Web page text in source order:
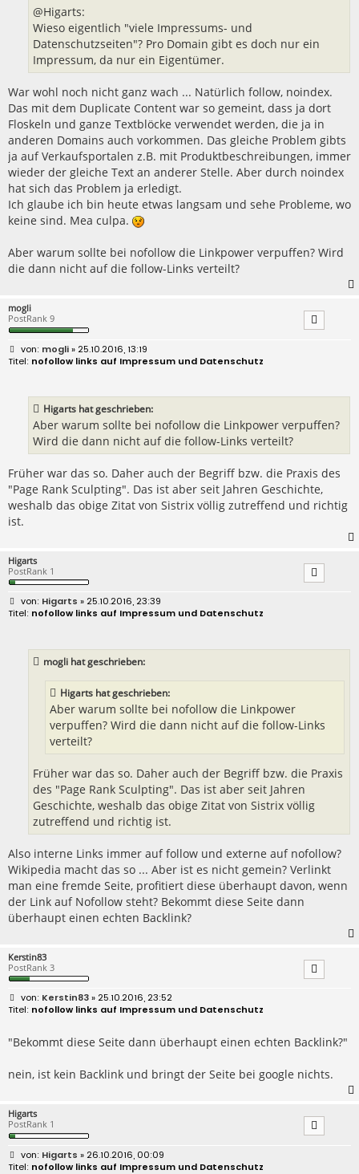
@Higarts:
Wieso eigentlich "viele Impressums- und
Datenschutzseiten"? Pro Domain gibt es doch nur ein
Impressum, da nur ein Eigentümer.
War wohl noch nicht ganz wach ... Natürlich follow, noindex.
Das mit dem Duplicate Content war so gemeint, dass ja dort
Floskeln und ganze Textblöcke verwendet werden, die ja in
anderen Domains auch vorkommen. Das gleiche Problem gibts
ja auf Verkaufsportalen z.B. mit Produktbeschreibungen, immer
wieder der gleiche Text an anderer Stelle. Aber durch noindex
hat sich das Problem ja erledigt.
Ich glaube ich bin heute etwas langsam und sehe Probleme, wo
keine sind. Mea culpa.
Aber warum sollte bei nofollow die Linkpower verpuffen? Wird
die dann nicht auf die follow-Links verteilt?
mogli
PostRank 9
B
e
i
mogli» 25.10.2016, 13:19
nofollow links auf Impressum und Datenschutz
Higarts hat geschrieben:
Aber warum sollte bei nofollow die Linkpower verpuffen?
Wird die dann nicht auf die follow-Links verteilt?
Früher war das so. Daher auch der Begriff bzw. die Praxis des
"Page Rank Sculpting". Das ist aber seit Jahren Geschichte,
weshalb das obige Zitat von Sistrix völlig zutreffend und richtig
ist.
Higarts
PostRank 1
B
e
Higarts » 25.10.2016, 23:39
nofollow links auf Impressum und Datenschutz
mogli hat geschrieben:
Higarts hat geschrieben:
Aber warum sollte bei nofollow die Linkpower
verpuffen? Wird die dann nicht auf die follow-Links
verteilt?
Früher war das so. Daher auch der Begriff bzw. die Praxis
des "Page Rank Sculpting". Das ist aber seit Jahren
Geschichte, weshalb das obige Zitat von Sistrix völlig
zutreffend und richtig ist.
Also interne Links immer auf follow und externe auf nofollow?
Wikipedia macht das so ... Aber ist es nicht gemein? Verlinkt
man eine fremde Seite, profitiert diese überhaupt davon, wenn
der Link auf Nofollow steht? Bekommt diese Seite dann
überhaupt einen echten Backlink?
Kerstin83
PostRank 3
B
e
r
a
Kerstin83» 25.10.2016, 23:52
nofollow links auf Impressum und Datenschutz
"Bekommt diese Seite dann überhaupt einen echten Backlink?"
nein, ist kein Backlink und bringt der Seite bei google nichts.
Higarts
PostRank 1
B
e
Higarts » 26.10.2016, 00:09
nofollow links auf Impressum und Datenschutz